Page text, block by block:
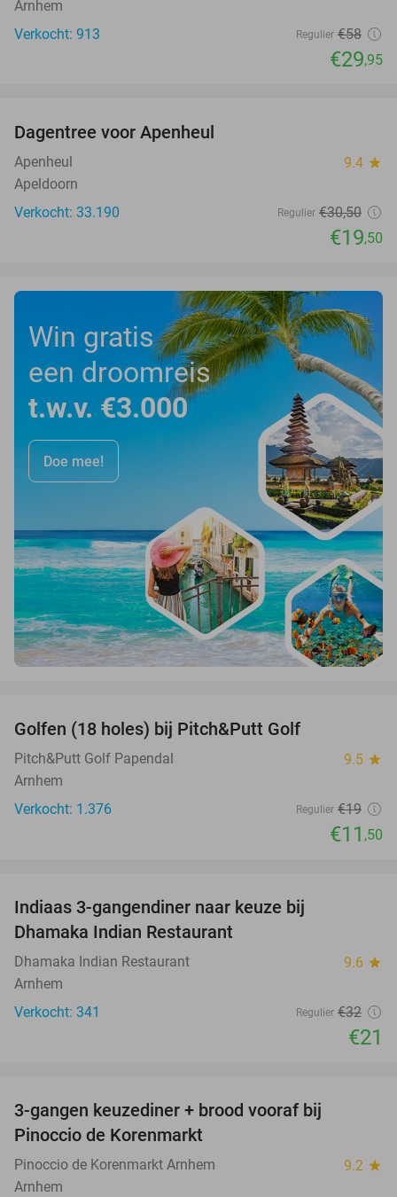
Arnhem
Verkocht: 913
Regulier €58
€29,95
Dagentree voor Apenheul
Apenheul 9.4 star
Apeldoorn
Verkocht: 33.190
Regulier €30,50
€19,50
Win gratis
een droomreis
t.w.v. €3.000
Doe mee!
Golfen (18 holes) bij Pitch&Putt Golf
Pitch&Putt Golf Papendal 9.5 star
Arnhem
Verkocht: 1.376
Regulier €19
€11 ,50
Indiaas 3-gangendiner naar keuze bij
Dhamaka Indian Restaurant
Dhamaka Indian Restaurant 9.6 star
Arnhem
Verkocht: 341
Regulier €32
€21
3-gangen keuzediner + brood vooraf bij
Pinoccio de Korenmarkt
Pinoccio de Korenmarkt Arnhem 9.2 star
Arnhem